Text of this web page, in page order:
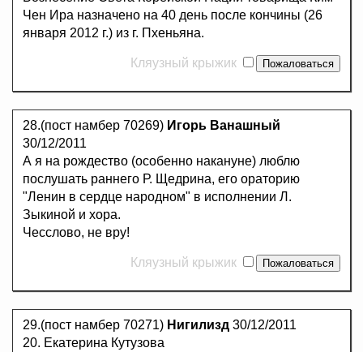
Чен Ира назначено на 40 день после кончины (26
января 2012 г.) из г. Пхеньяна.
Кляузный крыжик
28.(пост намбер 70269) Игорь Ванашный
30/12/2011
А я на рождество (особенно накануне) люблю
послушать раннего Р. Щедрина, его ораторию
"Ленин в сердце народном" в исполнении Л.
Зыкиной и хора.
Чесслово, не вру!
Кляузный крыжик
29.(пост намбер 70271) Нигилизд 30/12/2011
20. Екатерина Кутузова